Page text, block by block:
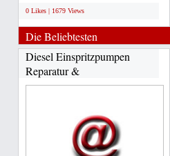
0 Likes | 1679 Views
Die Beliebtesten
Diesel Einspritzpumpen
Reparatur &
Instandsetzung...